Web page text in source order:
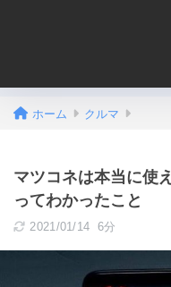
ホーム クルマ
マツコネは本当に使
ってわかったこと
2021/01/14 6分